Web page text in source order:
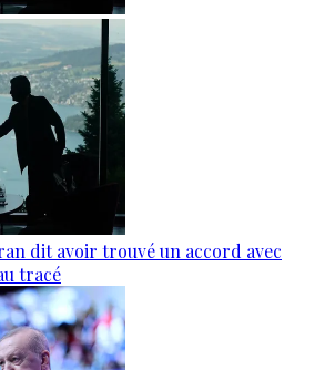
dit avoir trouvé un accord avec
tracé